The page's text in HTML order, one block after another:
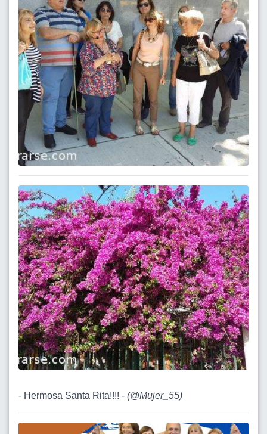
- Hermosa Santa Rita!!!! - (@Mujer_55)